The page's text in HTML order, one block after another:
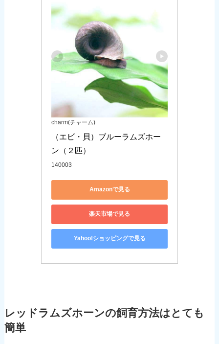
charm(チャーム)
（エビ・貝）ブルーラムズホー
ン（２匹）
140003
Amazonで見る
楽天市場で見る
Yahoo!ショッピングで見る
レッドラムズホーンの飼育方法はとても
簡単